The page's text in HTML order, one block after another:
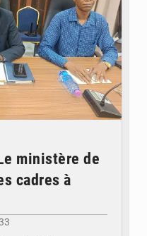
ministère de
cadres à